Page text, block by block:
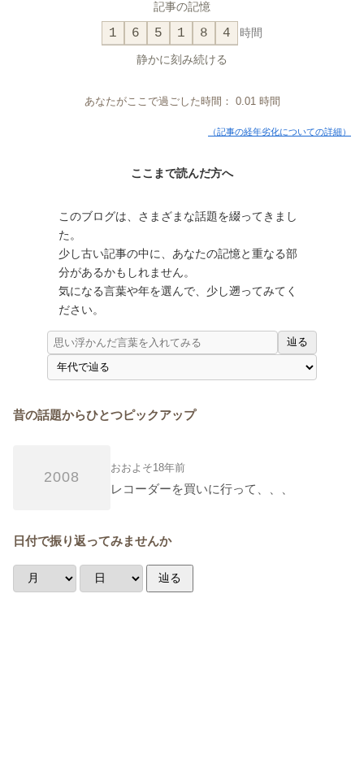
記事の記憶
1 6 5 1 8 4 時間
静かに刻み続ける
あなたがここで過ごした時間： 0.01時間
（記事の経年劣化についての詳細）
ここまで読んだ方へ
このブログは、さまざまな話題を綴ってきまし
た。
少し古い記事の中に、あなたの記憶と重なる部
分があるかもしれません。
気になる言葉や年を選んで、少し遡ってみてく
ださい。
辿る
昔の話題からひとつピックアップ
2008
おおよそ18年前
レコーダーを買いに行って、、、
日付で振り返ってみませんか
辿る